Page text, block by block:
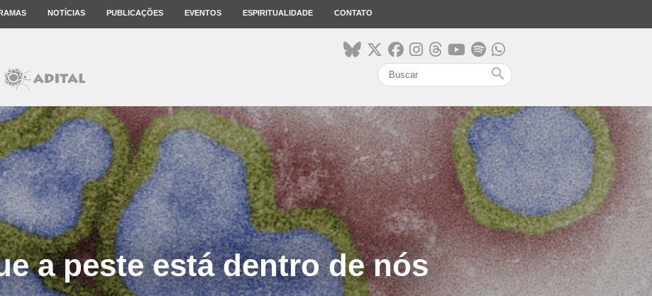
NOTÍCIAS PUBLICAÇÕES EVENTOS ESPIRITUALIDADE CONTATO
search
a peste está dentro de nós